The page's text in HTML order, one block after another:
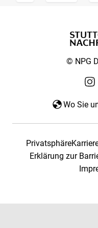
© NPG
Wo Sie
Privatsphäre
Erklärung zur